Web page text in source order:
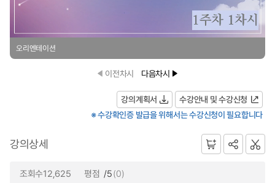
오리엔테이션
이전차시 다음차시
강의계획서
수강안내 및 수강신청
※ 수강확인증 발급을 위해서는 수강신청이 필요합니다
강의상세
조회수12,625 평점 /5(0)